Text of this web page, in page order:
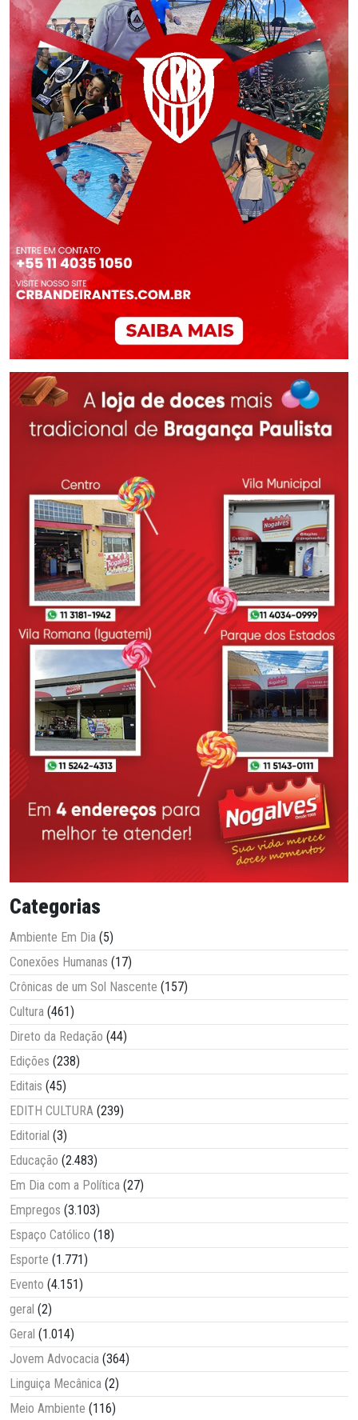
Categorias
Ambiente Em Dia (5)
Conexões Humanas (17)
Crônicas de um Sol Nascente (157)
Cultura (461)
Direto da Redação (44)
Edições (238)
Editais (45)
EDITH CULTURA (239)
Editorial (3)
Educação (2.483)
Em Dia com a Política (27)
Empregos (3.103)
Espaço Católico (18)
Esporte (1.771)
Evento (4.151)
geral (2)
Geral (1.014)
Jovem Advocacia (364)
Linguiça Mecânica (2)
Meio Ambiente (116)